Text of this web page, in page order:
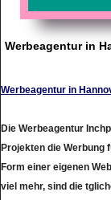
Werbeagentur in
Werbeagentur in
Die Werbeagentur
Projekten die Werbung
Form einer eigenen
viel mehr, sind die